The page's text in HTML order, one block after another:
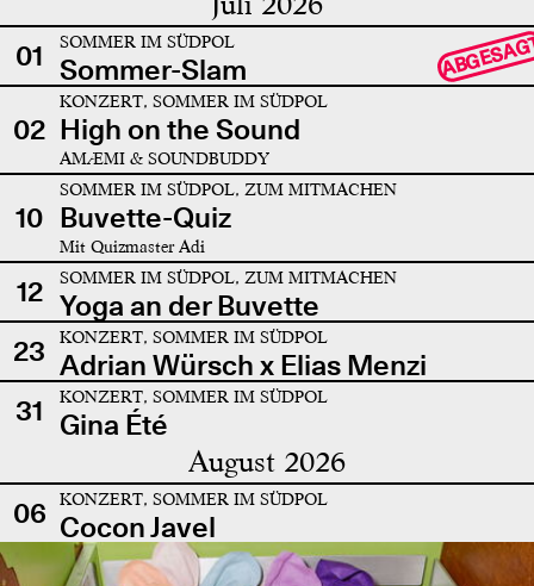
01 SOMMER IM SÜDPOL
Sommer-Slam
02
KONZERT, SOMMER IM SÜDPOL
High on the Sound
AMÆMI & SOUNDBUDDY
10
SOMMER IM SÜDPOL, ZUM MITMACHEN
Buvette-Quiz
Mit Quizmaster Adi
12 SOMMER IM SÜDPOL, ZUM MITMACHEN
Yoga an der Buvette
23
KONZERT, SOMMER IM SÜDPOL
Adrian Würsch x Elias Menzi
31
KONZERT, SOMMER IM SÜDPOL
Gina Été
August 2026
06 KONZERT, SOMMER IM SÜDPOL
Cocon Javel